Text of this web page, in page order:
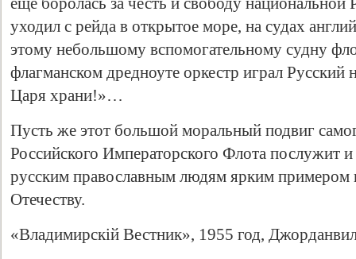
уходил с рейда в открытое море, на судах
этому небольшому вспомогательному судну
флагманском дредноуте оркестр играл
Царя храни!»…
Пусть же этот большой моральный подвиг
Российского Императорского Флота послужит
русским православным людям ярким примером
Отечеству.
«Владимирскiй Вестник», 1955 год,